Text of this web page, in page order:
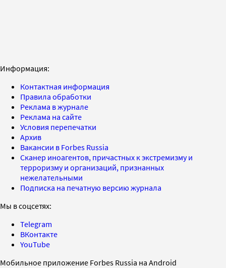
Информация:
Контактная информация
Правила обработки
Реклама в журнале
Реклама на сайте
Условия перепечатки
Архив
Вакансии в Forbes Russia
Сканер иноагентов, причастных к экстремизму и
терроризму и организаций, признанных
нежелательными
Подписка на печатную версию журнала
Мы в соцсетях:
Telegram
ВКонтакте
YouTube
Мобильное приложение Forbes Russia на Android